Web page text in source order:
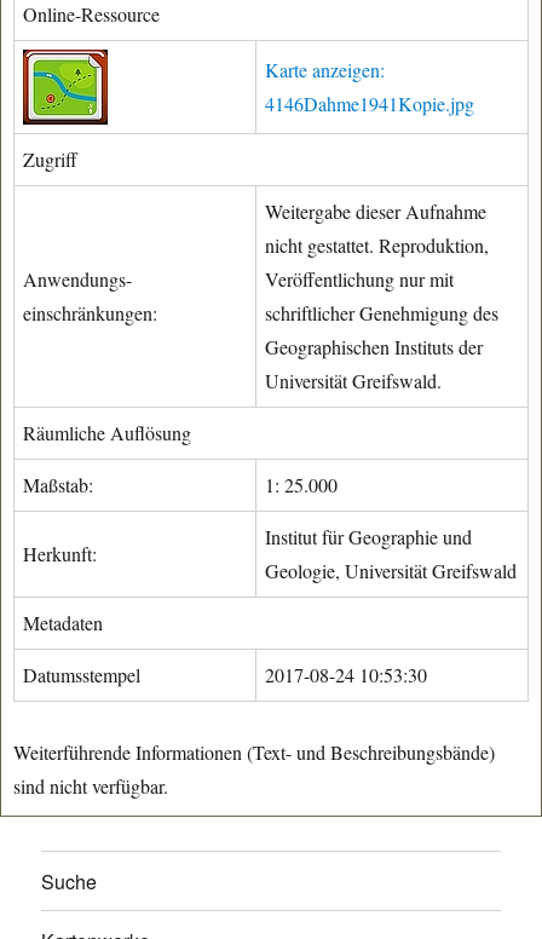
Online-Ressource
Karte anzeigen:
4146Dahme1941Kopie.jpg
Zugriff
Anwendungs-
einschränkungen:
Weitergabe dieser Aufnahme
nicht gestattet. Reproduktion,
Veröffentlichung nur mit
schriftlicher Genehmigung des
Geographischen Instituts der
Universität Greifswald.
Räumliche Auflösung
Maßstab: 1: 25.000
Herkunft:
Institut für Geographie und
Geologie, Universität Greifswald
Metadaten
Datumsstempel 2017-08-24 10:53:30
Weiterführende Informationen (Text- und Beschreibungsbände)
sind nicht verfügbar.
Suche